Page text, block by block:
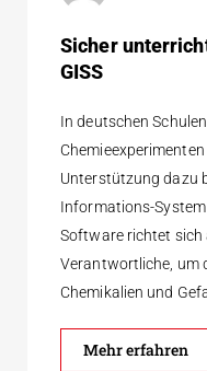
Sicher
GISS
In deutschen
Unterstützung dazu
Informations-System
Software richtet sich
Verantwortliche, um
Chemikalien und
Mehr erfahren